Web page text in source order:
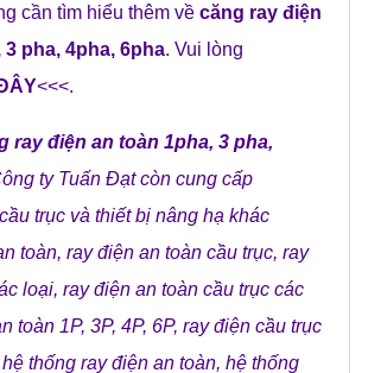
cần tìm hiểu thêm về căng ray điện
pha, 4pha, 6pha. Vui lòng
<<<.
ray điện an toàn 1pha, 3 pha,
ty Tuấn Đạtcòn cung cấp
trục và thiết bị nâng hạ khác
toàn, ray điện an toàn cầu trục, ray
loại, ray điện an toàn cầu trục các
toàn 1P, 3P, 4P, 6P, ray điện cầu trục
hệ thống ray điện an toàn, hệ thống